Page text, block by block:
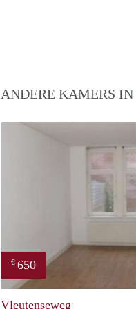
ANDERE KAMERS IN
€ 650
Vleutenseweg